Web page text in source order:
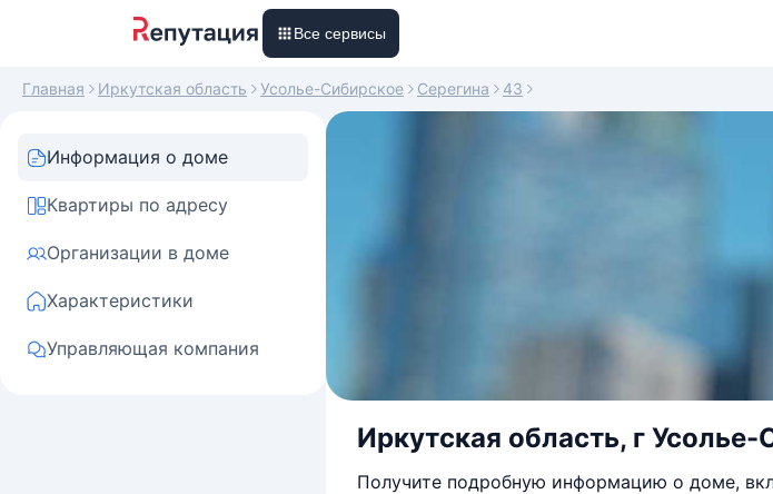
Все сервисы
Главная Иркутская область Усолье-Сибирское Серегина 43
Информация о доме
Квартиры по адресу
Организации в доме
Характеристики
Управляющая компания
Иркутская область, г
Получите подробную информацию о доме,